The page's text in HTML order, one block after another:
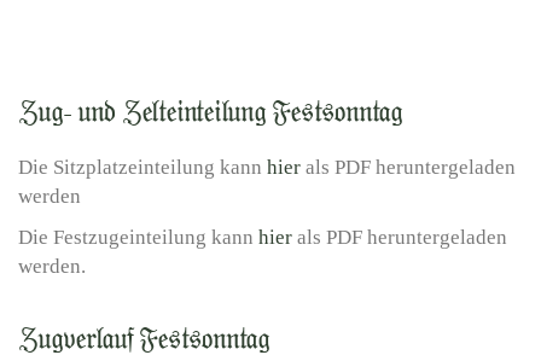
Zug- und Zelteinteilung Festsonntag
Die Sitzplatzeinteilung kann hier als PDF heruntergeladen
werden
Die Festzugeinteilung kann hier als PDF heruntergeladen
werden.
Zugverlauf Festsonntag